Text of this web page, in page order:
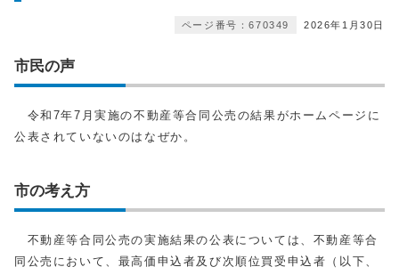
2026年1月30日
ページ番号：670349
市民の声
令和7年7月実施の不動産等合同公売の結果がホームページに
公表されていないのはなぜか。
市の考え方
不動産等合同公売の実施結果の公表については、不動産等合
同公売において、最高価申込者及び次順位買受申込者（以下、